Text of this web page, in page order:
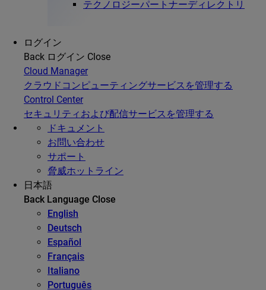
テクノロジーパートナーディレクトリ
ログイン
Back ログイン Close
Cloud Manager
クラウドコンピューティングサービスを管理する
Control Center
セキュリティおよび配信サービスを管理する
ドキュメント
お問い合わせ
サポート
脅威ホットライン
日本語
Back Language Close
English
Deutsch
Español
Français
Italiano
Português